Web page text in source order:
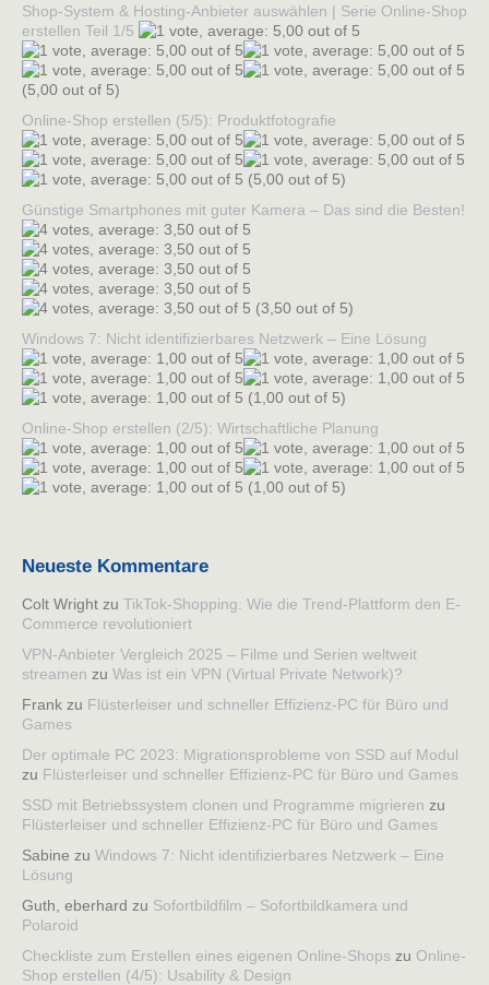
Shop-System & Hosting-Anbieter auswählen | Serie Online-Shop
erstellen Teil 1/5
(5,00 out of 5)
Online-Shop erstellen (5/5): Produktfotografie
(5,00 out of 5)
Günstige Smartphones mit guter Kamera – Das sind die Besten!
(3,50 out of 5)
Windows 7: Nicht identifizierbares Netzwerk – Eine Lösung
(1,00 out of 5)
Online-Shop erstellen (2/5): Wirtschaftliche Planung
(1,00 out of 5)
Neueste Kommentare
Colt Wright zu TikTok-Shopping: Wie die Trend-Plattform den E-
Commerce revolutioniert
VPN-Anbieter Vergleich 2025 – Filme und Serien weltweit
streamen zu Was ist ein VPN (Virtual Private Network)?
Frank zu Flüsterleiser und schneller Effizienz-PC für Büro und
Games
Der optimale PC 2023: Migrationsprobleme von SSD auf Modul
zu Flüsterleiser und schneller Effizienz-PC für Büro und Games
SSD mit Betriebssystem clonen und Programme migrieren zu
Flüsterleiser und schneller Effizienz-PC für Büro und Games
Sabine zu Windows 7: Nicht identifizierbares Netzwerk – Eine
Lösung
Guth, eberhard zu Sofortbildfilm – Sofortbildkamera und
Polaroid
Checkliste zum Erstellen eines eigenen Online-Shops zu Online-
Shop erstellen (4/5): Usability & Design